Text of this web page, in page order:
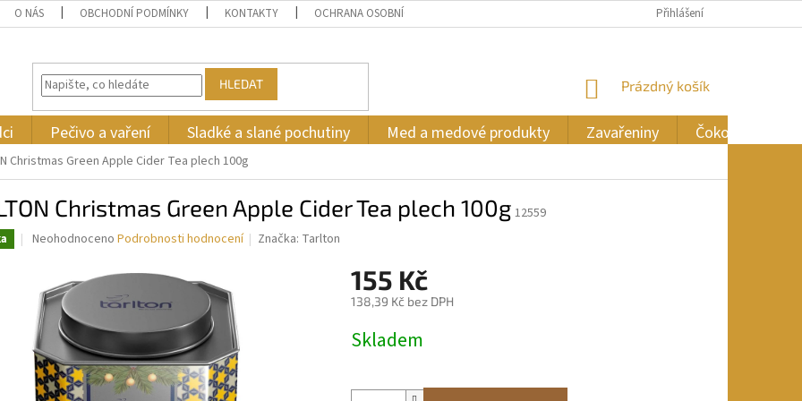
O NÁS OBCHODNÍ PODMÍNKY KONTAKTY OCHRANA OSOBNÍCH ÚDAJŮ Přihlášení
HLEDAT
NÁKUPNÍ
Prázdný košík
Pečivo a vaření Sladké a slané pochutiny Med a medové produkty Zavařeniny Čokoláda
Christmas Green Apple Cider Tea plech 100g
Christmas Green Apple Cider Tea plech 100g 12559
Průměrné
je
0,0
z
5
hvězdiček.
Neohodnoceno Podrobnosti hodnocení Značka: Tarlton
155 Kč
138,39 Kč bez DPH
cena:
Skladem